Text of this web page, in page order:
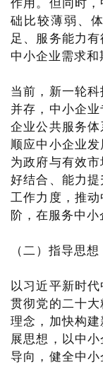
作用。但同时
础比较薄弱、
足、服务能力
中小企业需求和
当前，新一轮
并存，中小企
企业公共服务
顺应中小企业
为政府与有效
好结合、能力
工作力度，推
阶，在服务中小
（二）指导思想
以习近平新时
贯彻党的二十
理念，加快构
展思想，以中
导向，健全中小